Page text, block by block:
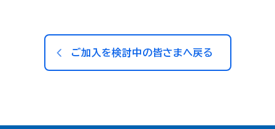
ご加入を検討中の皆さまへ戻る